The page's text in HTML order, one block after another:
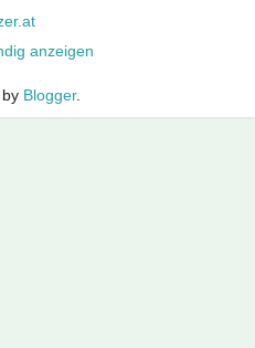
anzeigen
Blogger.